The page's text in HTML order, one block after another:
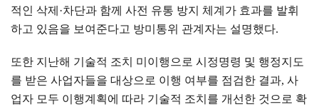
적인 삭제 ·차단과 함께 사전 유통 방지 체계가 효과를 발휘
하고 있음을 보여준다고 방미통위 관계자는 설명했다.
또한 지난해 기술적 조치 미이행으로 시정명령 및 행정지도
를 받은 사업자들을 대상으로 이행 여부를 점검한 결과, 사
업자 모두 이행계획에 따라 기술적 조치를 개선한 것으로 확